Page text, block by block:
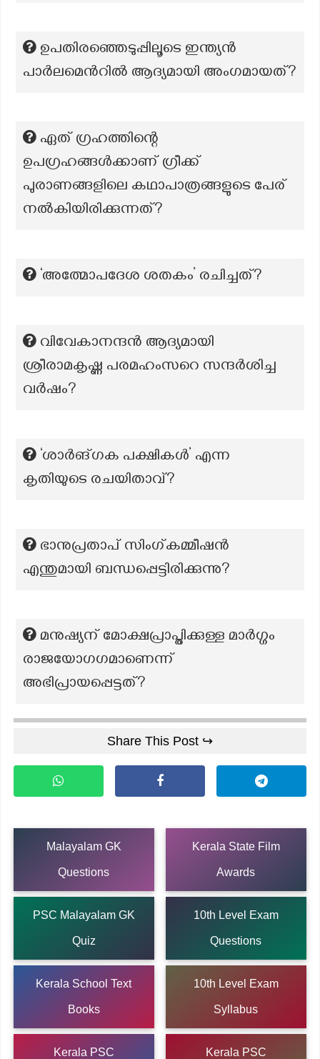
ഉപതിരഞ്ഞെടുപ്പിലൂടെ ഇന്ത്യൻ
പാർലമെൻറിൽ ആദ്യമായി അംഗമായത്?
ഏത് ഗ്രഹത്തിന്റെ
ഉപഗ്രഹങ്ങൾക്കാണ് ഗ്രീക്ക്
പുരാണങ്ങളിലെ കഥാപാത്രങ്ങളുടെ പേര്
നൽകിയിരിക്കുന്നത്?
‘അത്മോപദേശ ശതകം’ രചിച്ചത്?
വിവേകാനന്ദൻ ആദ്യമായി
ശ്രീരാമകൃഷ്ണ പരമഹംസറെ സന്ദർശിച്ച
വർഷം?
‘ശാർങ്ഗക പക്ഷികൾ’ എന്ന
കൃതിയുടെ രചയിതാവ്?
ഭാനുപ്രതാപ് സിംഗ്കമ്മീഷൻ
എന്തുമായി ബന്ധപ്പെട്ടിരിക്കുന്നു?
മനുഷ്യന് മോക്ഷപ്രാപ്തിക്കുള്ള മാര്‍ഗ്ഗം
രാജയോഗഗമാണെന്ന്
അഭിപ്രായപ്പെട്ടത്?
Share This Post ↪
Malayalam GK
Questions
Kerala State Film
Awards
PSC Malayalam GK
Quiz
10th Level Exam
Questions
Kerala School Text
Books
10th Level Exam
Syllabus
Kerala PSC Kerala PSC